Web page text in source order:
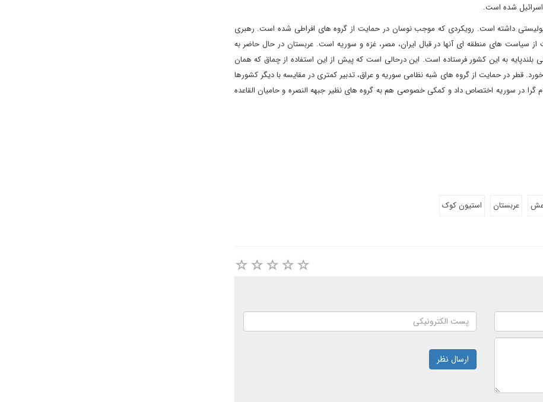
اسرائیل شده است.
داشته است. رویکردی که موجب نوسان در حمایت از گروه های افراطی شده است. رهبری
سیاست های منطقه ای آنها در قبال ایران، مصر، غزه و سوریه است. عربستان در حال حاضر به
به این کشور فرستاده است. این درحالی است که پیش از این استفاده از چماق که همان
قطر در حمایت از گروه های شبه نظامی سوریه و عراق، تدبیر کمتری در مقایسه با دیگر کشورها
گرا در سوریه اختصاص داد و کمکی خصوصی هم به گروه های نظیر جبهه النصره و حامیان القاعده
عربستان استیون کوک
ارسال نظر